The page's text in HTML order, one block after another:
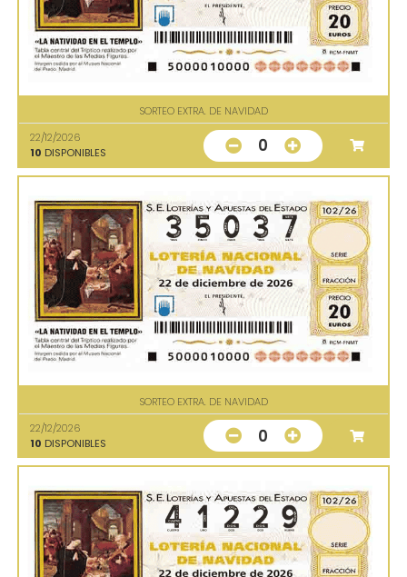
SORTEO EXTRA. DE NAVIDAD
22/12/2026
10 DISPONIBLES 0
SORTEO EXTRA. DE NAVIDAD
22/12/2026
10 DISPONIBLES 0